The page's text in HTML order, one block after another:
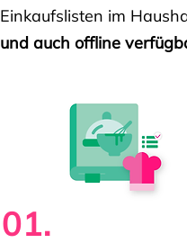
Einkaufslisten im
und auch offline
01.